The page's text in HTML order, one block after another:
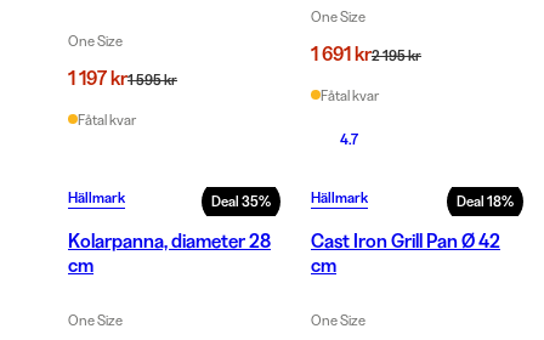
One Size
1 197 kr1 595 kr
Fåtal kvar
One Size
1 691 kr2 195 kr
Fåtal kvar
Deal 35%
Hällmark
Kolarpanna, diameter 28
cm
One Size
Deal 18%
4.7
Hällmark
Cast Iron Grill Pan Ø 42
cm
One Size